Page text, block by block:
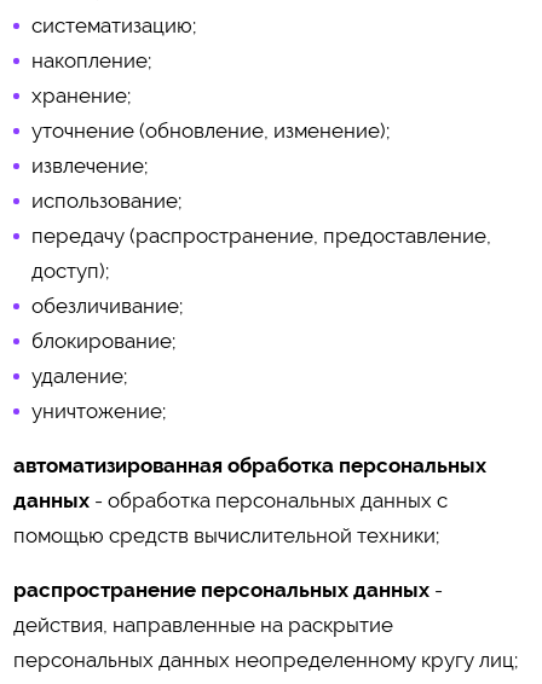
систематизацию;
накопление;
хранение;
уточнение (обновление, изменение);
извлечение;
использование;
передачу (распространение, предоставление,
доступ);
обезличивание;
блокирование;
удаление;
уничтожение;
автоматизированная обработка персональных
данных- обработка персональных данных с
помощью средств вычислительной техники;
распространение персональных данных-
действия, направленные на раскрытие
персональных данных неопределенному кругу лиц;